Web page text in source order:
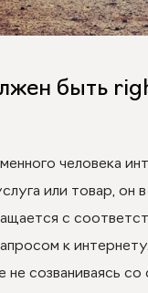
быть
человека
или товар, он
с
к
не созваниваясь со